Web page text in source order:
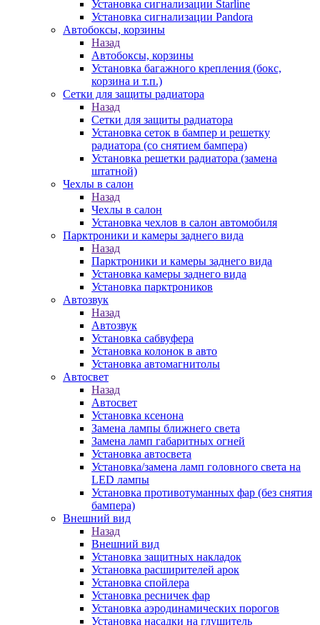
Установка сигнализации Starline
Установка сигнализации Pandora
Автобоксы, корзины
Назад
Автобоксы, корзины
Установка багажного крепления (бокс,
корзина и т.п.)
Сетки для защиты радиатора
Назад
Сетки для защиты радиатора
Установка сеток в бампер и решетку
радиатора (со снятием бампера)
Установка решетки радиатора (замена
штатной)
Чехлы в салон
Назад
Чехлы в салон
Установка чехлов в салон автомобиля
Парктроники и камеры заднего вида
Назад
Парктроники и камеры заднего вида
Установка камеры заднего вида
Установка парктроников
Автозвук
Назад
Автозвук
Установка сабвуфера
Установка колонок в авто
Установка автомагнитолы
Автосвет
Назад
Автосвет
Установка ксенона
Замена лампы ближнего света
Замена ламп габаритных огней
Установка автосвета
Установка/замена ламп головного света на
LED лампы
Установка противотуманных фар (без снятия
бампера)
Внешний вид
Назад
Внешний вид
Установка защитных накладок
Установка расширителей арок
Установка спойлера
Установка ресничек фар
Установка аэродинамических порогов
Установка насадки на глушитель